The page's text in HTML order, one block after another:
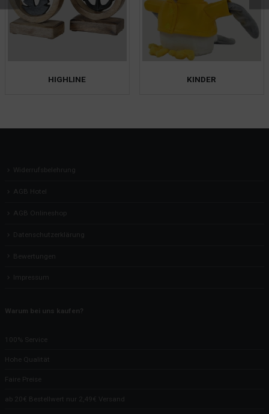
HIGHLINE KINDER
Widerrufsbelehrung
AGB Hotel
AGB Onlineshop
Datenschutzerklärung
Bewertungen
Impressum
Warum bei uns kaufen?
100% Service
Hohe Qualität
Faire Preise
ab 20€ Bestellwert nur 2,49€ Versand